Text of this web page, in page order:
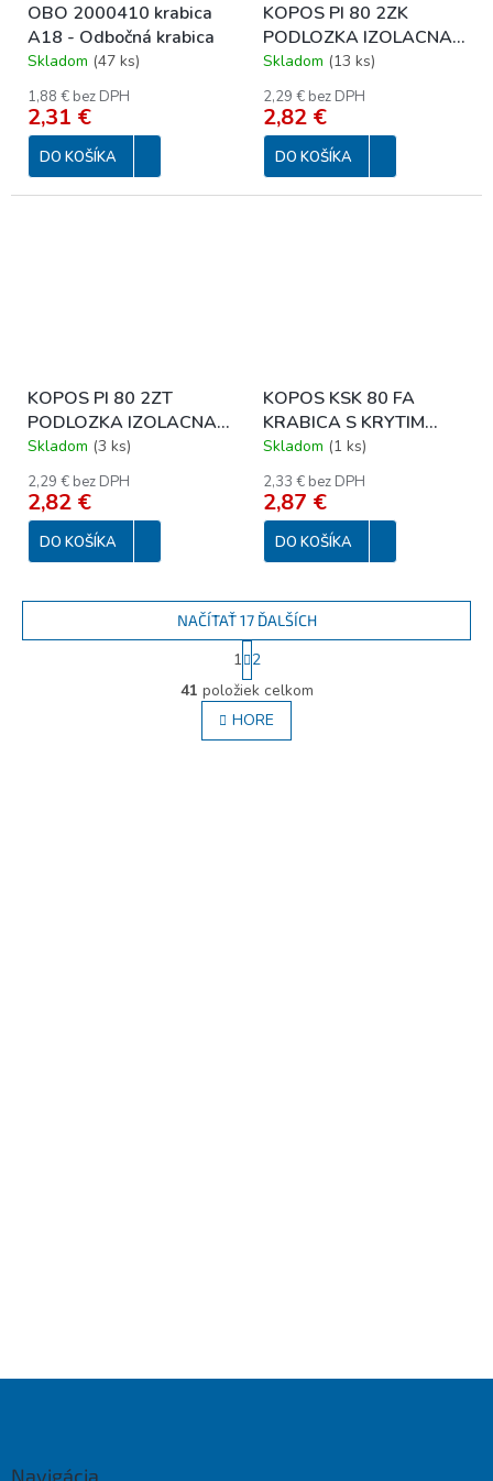
OBO 2000410 krabica
A18 - Odbočná krabica
Skladom (47 ks)
1,88 € bez DPH
2,31 €
DO KOŠÍKA
KOPOS PI 80 2ZK
PODLOZKA IZOLACNA
-10*/40/15600
Skladom (13 ks)
2,29 € bez DPH
2,82 €
DO KOŠÍKA
KOPOS PI 80 2ZT
PODLOZKA IZOLACNA
-10*/40/15600
Skladom (3 ks)
2,29 € bez DPH
2,82 €
DO KOŠÍKA
KOPOS KSK 80 FA
KRABICA S KRYTIM
IP66 BEZHALOGEN UV
stab. mat.
Skladom (1 ks)
2,33 € bez DPH
2,87 €
DO KOŠÍKA
O
v
l
á
NAČÍTAŤ 17 ĎALŠÍCH
S
t
r
á
n
k
1 2
41 položiek celkom
HORE
Navigácia